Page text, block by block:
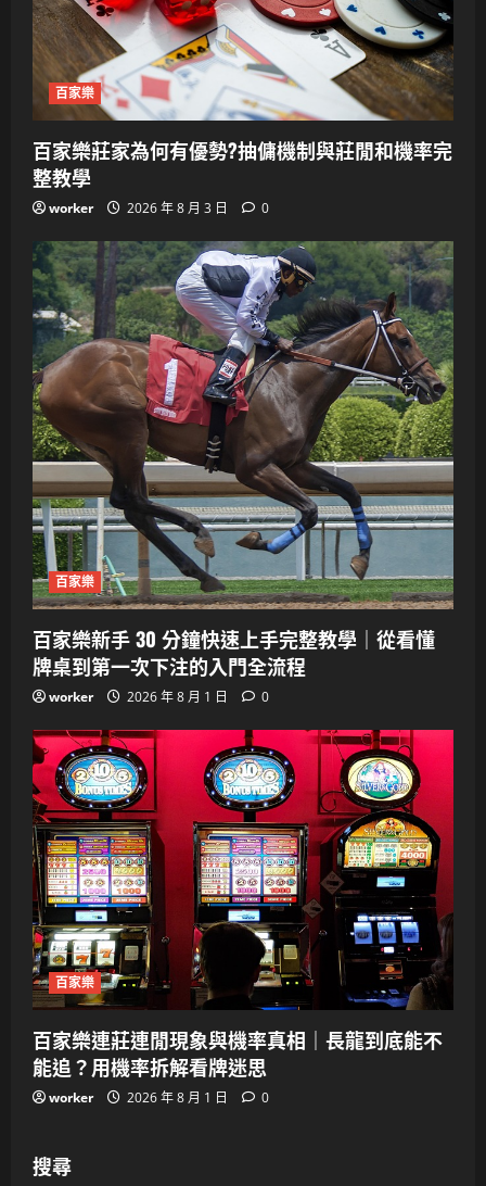
百家樂
百家樂莊家為何有優勢?抽傭機制與莊閒和機率完
整教學
worker 2026 年 8 月 3 日 0
百家樂
百家樂新手 30 分鐘快速上手完整教學｜從看懂
牌桌到第一次下注的入門全流程
worker 2026 年 8 月 1 日 0
百家樂
百家樂連莊連閒現象與機率真相｜長龍到底能不
能追？用機率拆解看牌迷思
worker 2026 年 8 月 1 日 0
搜尋